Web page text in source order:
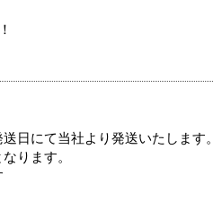
日にて当社より発送いたします。
ります。